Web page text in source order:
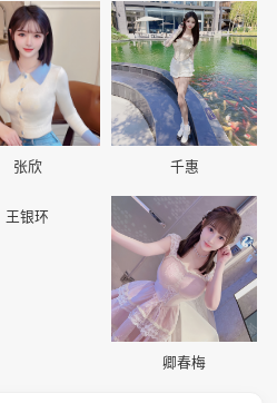
张欣
📷
千惠
王银环 📷
卿春梅